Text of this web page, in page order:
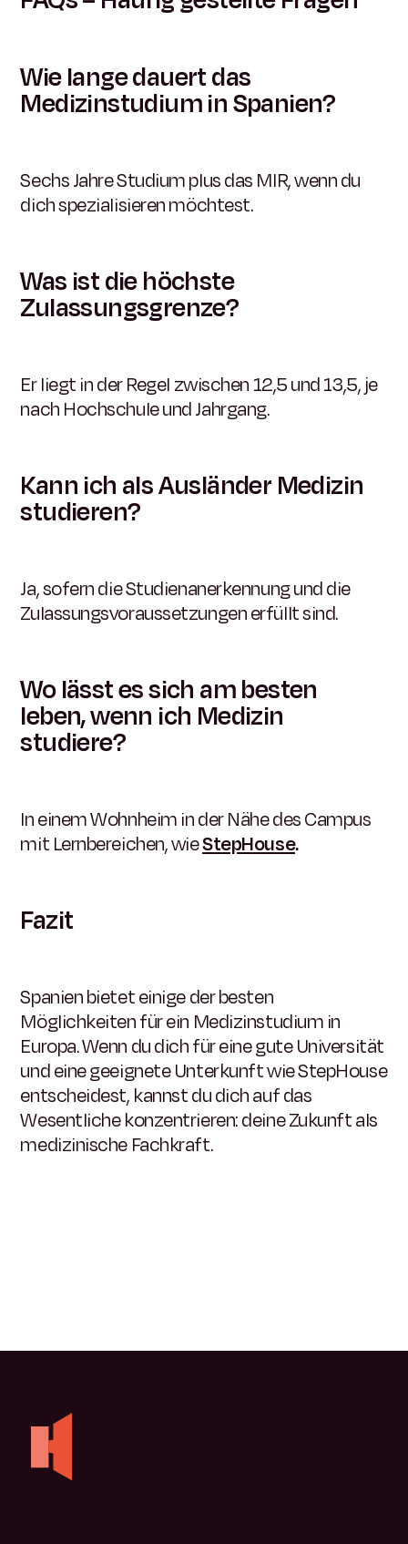
Wie lange dauert das
Medizinstudium in Spanien?
Sechs Jahre Studium plus das MIR, wenn du
dich spezialisieren möchtest.
Was ist die höchste
Zulassungsgrenze?
Er liegt in der Regel zwischen 12,5 und 13,5, je
nach Hochschule und Jahrgang.
Kann ich als Ausländer Medizin
studieren?
Ja, sofern die Studienanerkennung und die
Zulassungsvoraussetzungen erfüllt sind.
Wo lässt es sich am besten
leben, wenn ich Medizin
studiere?
In einem Wohnheim in der Nähe des Campus
mit Lernbereichen, wieStepHouse.
Fazit
Spanien bietet einige der besten
Möglichkeiten für ein Medizinstudium in
Europa. Wenn du dich für eine gute Universität
und eine geeignete Unterkunft wie StepHouse
entscheidest, kannst du dich auf das
Wesentliche konzentrieren: deine Zukunft als
medizinische Fachkraft.